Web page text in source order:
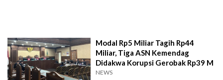
Modal Rp5 Miliar Tagih Rp44
Miliar, Tiga ASN Kemendag
Didakwa Korupsi Gerobak Rp39 M
NEWS